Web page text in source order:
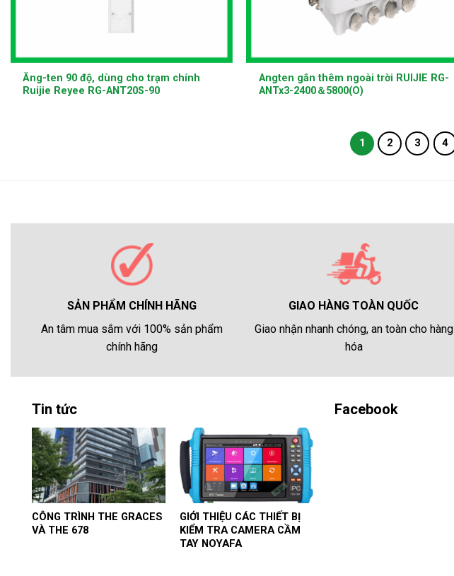
Ăng-ten 90 độ, dùng cho trạm chính
Ruijie Reyee RG-ANT20S-90
Angten gắn thêm ngoài trời RUIJIE RG-
ANTx3-2400＆5800(O)
1 2 3 4
SẢN PHẨM CHÍNH HÃNG
An tâm mua sắm với 100% sản phẩm
chính hãng
GIAO HÀNG TOÀN QUỐC
Giao nhận nhanh chóng, an toàn cho hàng
hóa
Tin tức
CÔNG TRÌNH THE GRACES
VÀ THE 678
GIỚI THIỆU CÁC THIẾT BỊ
KIỂM TRA CAMERA CẦM
TAY NOYAFA
Facebook